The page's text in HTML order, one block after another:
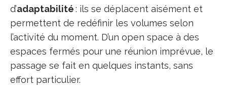
d’adaptabilité: ils se déplacent aisément et
permettent de redéfinir les volumes selon
l’activité du moment. D’un open space à des
espaces fermés pour une réunion imprévue, le
passage se fait en quelques instants, sans
effort particulier.